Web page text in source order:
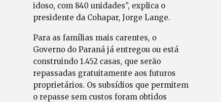
idoso, com 840 unidades”, explica o
presidente da Cohapar, Jorge Lange.
Para as famílias mais carentes, o
Governo do Paraná já entregou ou está
construindo 1.452 casas, que serão
repassadas gratuitamente aos futuros
proprietários. Os subsídios que permitem
o repasse sem custos foram obtidos